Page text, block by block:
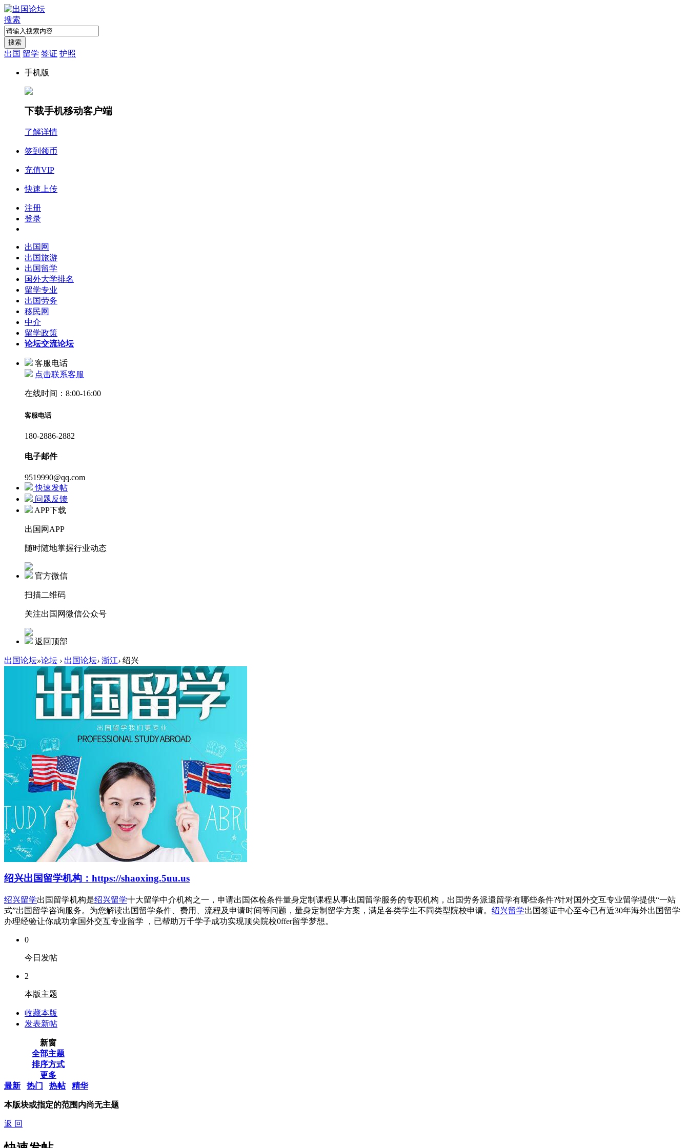
搜索
搜索
出国 留学 签证 护照
手机版
下载手机移动客户端
了解详情
签到领币
充值VIP
快速上传
注册
登录
出国网
出国旅游
出国留学
国外大学排名
留学专业
出国劳务
移民网
中介
留学政策
论坛交流论坛
客服电话
点击联系客服
在线时间：8:00-16:00
客服电话
180-2886-2882
电子邮件
9519990@qq.com
快速发帖
问题反馈
APP下载
出国网APP
随时随地掌握行业动态
官方微信
扫描二维码
关注出国网微信公众号
返回顶部
出国论坛»论坛 › 出国论坛› 浙江› 绍兴
绍兴出国留学机构：https://shaoxing.5uu.us
绍兴留学出国留学机构是绍兴留学十大留学中介机构之一，申请出国体检条件量身定制课程从事出国留学服务的专职机构，出国劳务派遣留学有哪些条件?针对国外交互专业留学提供“一站
式”出国留学咨询服务。为您解读出国留学条件、费用、流程及申请时间等问题，量身定制留学方案，满足各类学生不同类型院校申请。 绍兴留学出国签证中心至今已有近30年海外出国留学
办理经验让你成功拿国外交互专业留学 ，已帮助万千学子成功实现顶尖院校0ffer留学梦想。
0
今日发帖
2
本版主题
收藏本版
发表新帖
新窗
全部主题
排序方式
更多
最新
热门 热帖 精华
本版块或指定的范围内尚无主题
返 回